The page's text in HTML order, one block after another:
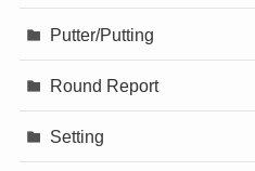
Putter/Putting
Round Report
Setting